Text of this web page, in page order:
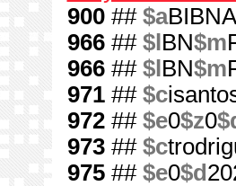
900## $a
966## $l BN$m
966## $l BN$m
971## $c
972## $e0$z0
973## $c
975## $e0$d